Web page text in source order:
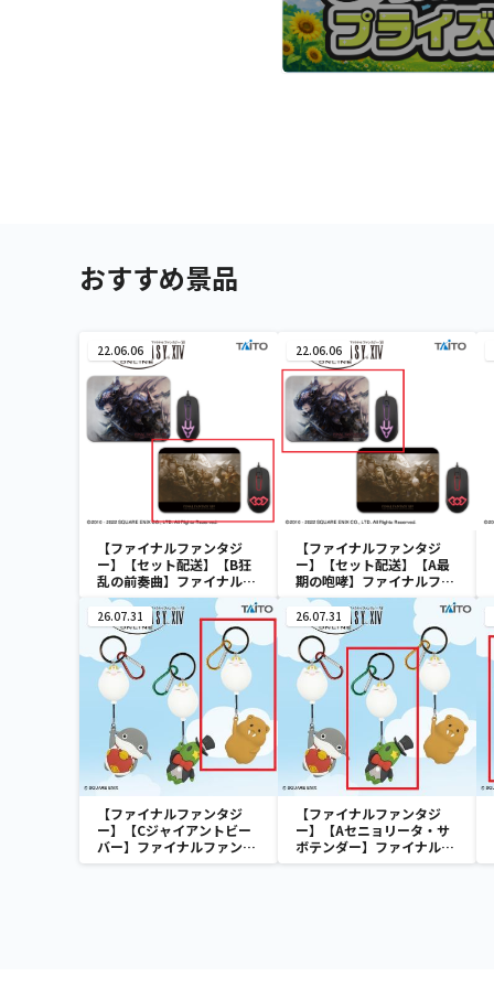
おすすめ景品
22.06.06
【ファイナルファンタジ
ー】【セット配送】【B狂
乱の前奏曲】ファイナルフ
ァンタジーXIV 光るマウス
＆マウスパッド vol.3
22.06.06
【ファイナルファンタジ
ー】【セット配送】【A最
期の咆哮】ファイナルファ
ンタジーXIV 光るマウス＆
マウスパッド vol.3
26.07.31
【ファイナルファンタジ
ー】【Cジャイアントビー
バー】ファイナルファンタ
ジーXIV ラバーマスコット
26.07.31
【ファイナルファンタジ
ー】【Aセニョリータ・サ
ボテンダー】ファイナルフ
ァンタジーXIV ラバーマス